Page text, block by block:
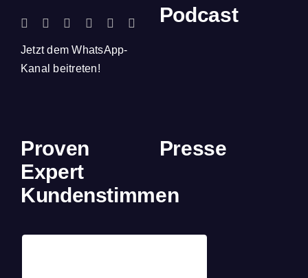
Jetzt dem WhatsApp-
Kanal beitreten!
Podcast
Proven
Expert
Kundenstimmen
Presse